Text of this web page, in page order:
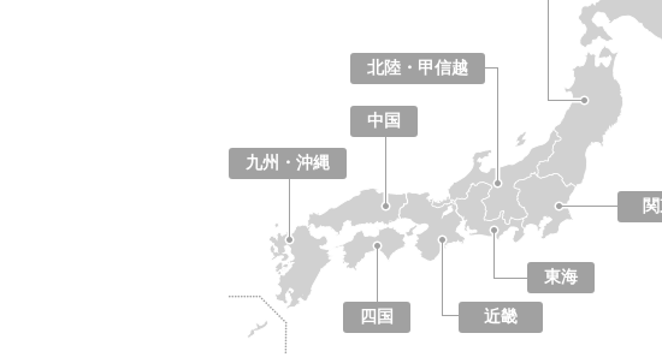
北陸・甲信越
東海
愛知県
岐阜県
三重県
静岡県
近畿
中国
四国
九州・沖縄